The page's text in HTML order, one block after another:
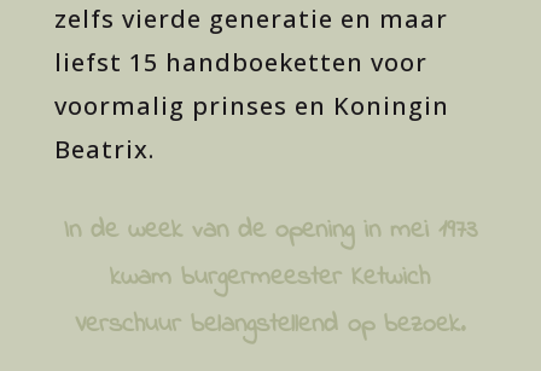
zelfs vierde generatie en maar
liefst 15 handboeketten voor
voormalig prinses en Koningin
Beatrix.
In de week van de opening in mei 1973
kwam burgermeester Ketwich
Verschuur belangstellend op bezoek.